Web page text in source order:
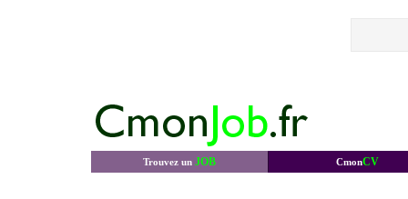
Trouvez un JOB CmonCV